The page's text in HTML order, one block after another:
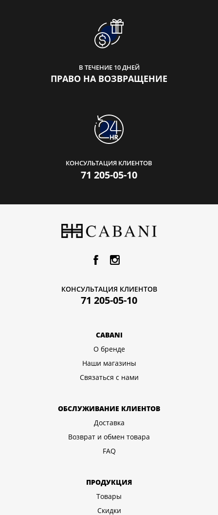
В ТЕЧЕНИЕ 10 ДНЕЙ
ПРАВО НА ВОЗВРАЩЕНИЕ
КОНСУЛЬТАЦИЯ КЛИЕНТОВ
71 205-05-10
КОНСУЛЬТАЦИЯ КЛИЕНТОВ
71 205-05-10
CABANI
О бренде
Наши магазины
Связаться с нами
ОБСЛУЖИВАНИЕ КЛИЕНТОВ
Доставка
Возврат и обмен товара
FAQ
ПРОДУКЦИЯ
Товары
Скидки